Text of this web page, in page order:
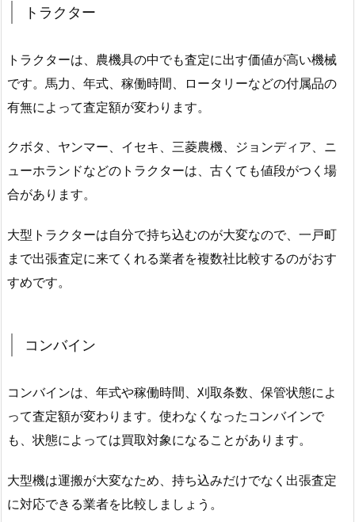
トラクター
トラクターは、農機具の中でも査定に出す価値が高い機械
です。馬力、年式、稼働時間、ロータリーなどの付属品の
有無によって査定額が変わります。
クボタ、ヤンマー、イセキ、三菱農機、ジョンディア、ニ
ューホランドなどのトラクターは、古くても値段がつく場
合があります。
大型トラクターは自分で持ち込むのが大変なので、一戸町
まで出張査定に来てくれる業者を複数社比較するのがおす
すめです。
コンバイン
コンバインは、年式や稼働時間、刈取条数、保管状態によ
って査定額が変わります。使わなくなったコンバインで
も、状態によっては買取対象になることがあります。
大型機は運搬が大変なため、持ち込みだけでなく出張査定
に対応できる業者を比較しましょう。